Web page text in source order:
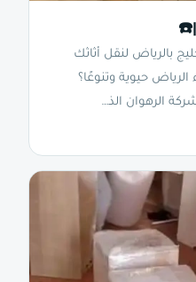
|☎️
بالرياض لنقل أثاثك
الرياض حيوية وتنوعًا؟
الرهوان الذ…